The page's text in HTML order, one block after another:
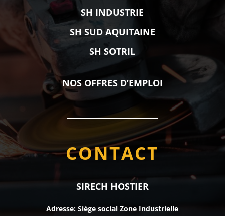
SH INDUSTRIE
SH SUD AQUITAINE
SH SOTRIL
NOS OFFRES D’EMPLOI
CONTACT
SIRECH HOSTIER
Adresse: Siège social Zone Industrielle